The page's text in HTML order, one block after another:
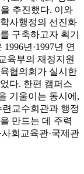
추진했다. 이와
사행정의 선진화
구축하고자 획기
년·1997년 연
육부의 재정지원
협의회가 실시한
다. 한편 캠퍼스
기울이는 동시에,
교수회관과 행정
만드는 데 주력
회교육관·국제관